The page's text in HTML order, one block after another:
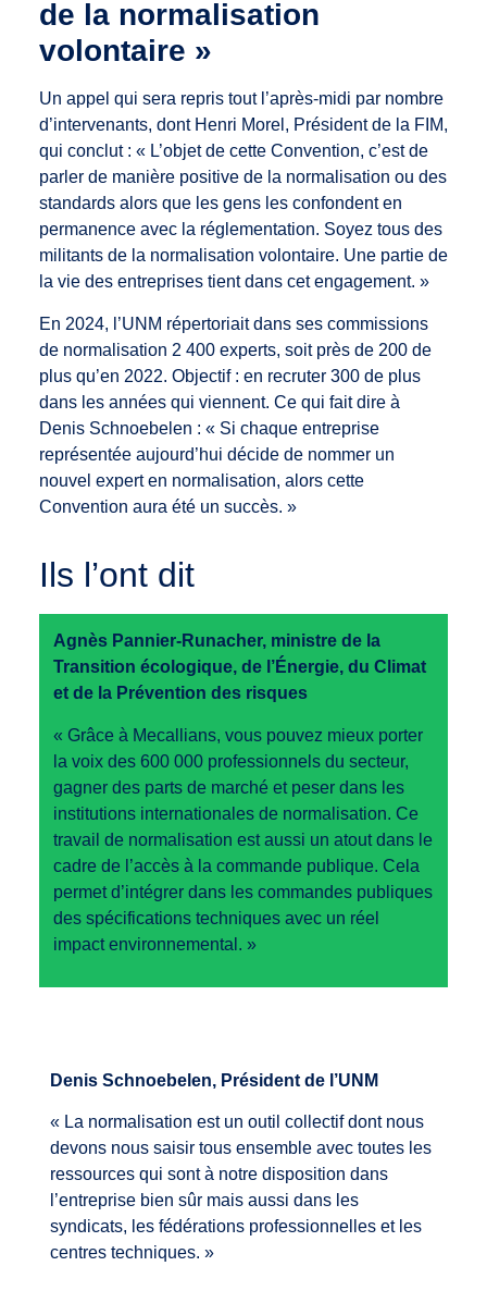
de la normalisation
volontaire »
Un appel qui sera repris tout l’après-midi par nombre
d’intervenants, dont Henri Morel, Président de la FIM,
qui conclut : « L’objet de cette Convention, c’est de
parler de manière positive de la normalisation ou des
standards alors que les gens les confondent en
permanence avec la réglementation. Soyez tous des
militants de la normalisation volontaire. Une partie de
la vie des entreprises tient dans cet engagement. »
En 2024, l’UNM répertoriait dans ses commissions
de normalisation 2 400 experts, soit près de 200 de
plus qu’en 2022. Objectif : en recruter 300 de plus
dans les années qui viennent. Ce qui fait dire à
Denis Schnoebelen : « Si chaque entreprise
représentée aujourd’hui décide de nommer un
nouvel expert en normalisation, alors cette
Convention aura été un succès. »
Ils l’ont dit
Agnès Pannier-Runacher, ministre de la
Transition écologique, de l’Énergie, du Climat
et de la Prévention des risques
« Grâce à Mecallians, vous pouvez mieux porter
la voix des 600 000 professionnels du secteur,
gagner des parts de marché et peser dans les
institutions internationales de normalisation. Ce
travail de normalisation est aussi un atout dans le
cadre de l’accès à la commande publique. Cela
permet d’intégrer dans les commandes publiques
des spécifications techniques avec un réel
impact environnemental. »
Denis Schnoebelen, Président de l’UNM
« La normalisation est un outil collectif dont nous
devons nous saisir tous ensemble avec toutes les
ressources qui sont à notre disposition dans
l’entreprise bien sûr mais aussi dans les
syndicats, les fédérations professionnelles et les
centres techniques. »